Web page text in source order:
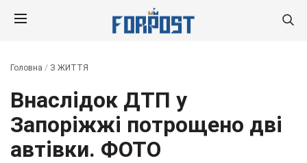
Головна / З ЖИТТЯ
Внаслідок ДТП у
Запоріжжі потрощено дві
автівки. ФОТО